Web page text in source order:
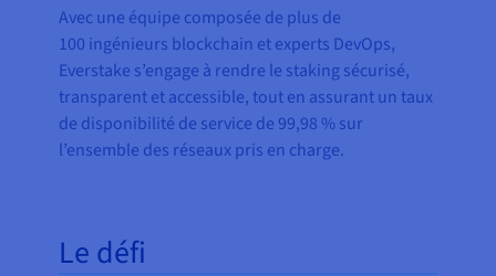
Avec une équipe composée de plus de
100 ingénieurs blockchain et experts DevOps,
Everstake s’engage à rendre le staking sécurisé,
transparent et accessible, tout en assurant un taux
de disponibilité de service de 99,98 % sur
l’ensemble des réseaux pris en charge.
Le défi